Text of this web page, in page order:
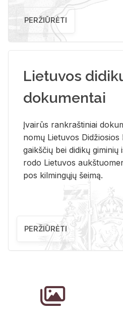
PERŽIŪRĖTI
Lietuvos
dokumentai
Įvai­rūs rank­raš­ti­niai
no­mų Lie­tu­vos
gaikš­čių bei di­di­kų
ro­do Lie­tu­vos
pos kil­min­gų­jų šei­mą.
PERŽIŪRĖTI